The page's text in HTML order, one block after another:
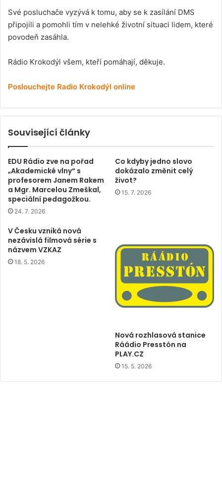
Své posluchače vyzývá k tomu, aby se k zasílání DMS
připojili a pomohli tím v nelehké životní situaci lidem, které
povodeň zasáhla.
Rádio Krokodýl všem, kteří pomáhají, děkuje.
Poslouchejte Radio Krokodýl online
Související články
EDU Rádio zve na pořad
„Akademické vlny“ s
profesorem Janem Rakem
a Mgr. Marcelou Zmeškal,
speciální pedagožkou.
24. 7. 2026
Co kdyby jedno slovo
dokázalo změnit celý
život?
15. 7. 2026
V Česku vzniká nová
nezávislá filmová série s
názvem VZKAZ
18. 5. 2026
Nová rozhlasová stanice
Ráádio Presstón na
PLAY.CZ
15. 5. 2026